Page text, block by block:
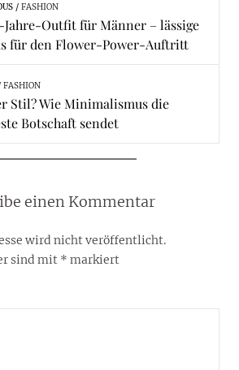
FASHION
Outfit für Männer – lässige
für den Flower-Power-Auftritt
FASHION
Stil? Wie Minimalismus die
Botschaft sendet
einen Kommentar
wird nicht veröffentlicht.
sind mit * markiert